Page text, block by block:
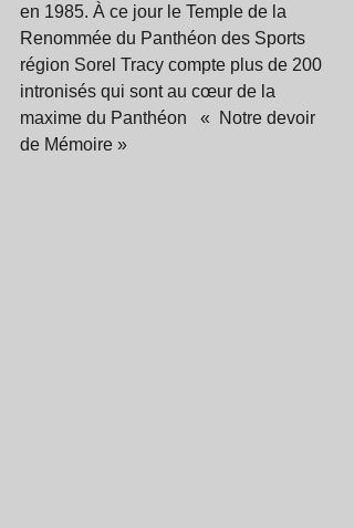
en 1985. À ce jour le Temple de la
Renommée du Panthéon des Sports
région Sorel Tracy compte plus de 200
intronisés qui sont au cœur de la
maxime du Panthéon   «  Notre devoir
de Mémoire »